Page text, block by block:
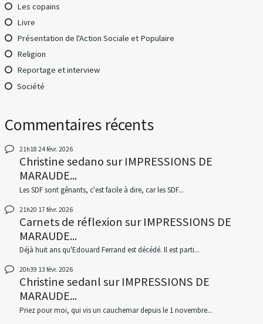
Les copains
Livre
Présentation de l'Action Sociale et Populaire
Religion
Reportage et interview
Société
Commentaires récents
21h18 24févr. 2026
Christine sedanosurIMPRESSIONS DE
MARAUDE...
Les SDF sont gênants, c'est facile à dire, car les SDF...
21h20 17 févr. 2026
Carnets de réflexion surIMPRESSIONS DE
MARAUDE...
Déjà huit ans qu'Edouard Ferrand est décédé. Il est parti...
20h39 13 févr. 2026
Christine sedanlsurIMPRESSIONS DE
MARAUDE...
Priez pour moi, qui vis un cauchemar depuis le 1 novembre...